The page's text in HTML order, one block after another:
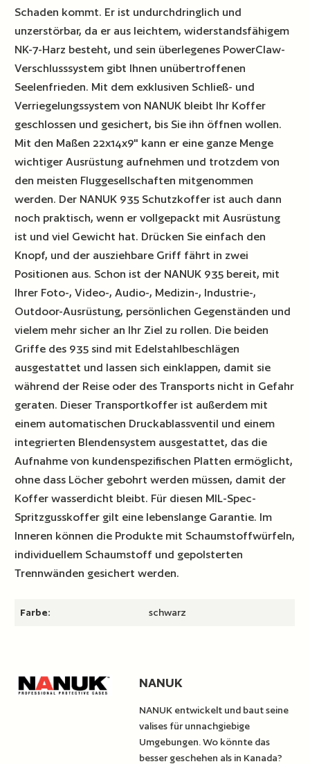
Schaden kommt. Er ist undurchdringlich und
unzerstörbar, da er aus leichtem, widerstandsfähigem
NK-7-Harz besteht, und sein überlegenes PowerClaw-
Verschlusssystem gibt Ihnen unübertroffenen
Seelenfrieden. Mit dem exklusiven Schließ- und
Verriegelungssystem von NANUK bleibt Ihr Koffer
geschlossen und gesichert, bis Sie ihn öffnen wollen.
Mit den Maßen 22x14x9" kann er eine ganze Menge
wichtiger Ausrüstung aufnehmen und trotzdem von
den meisten Fluggesellschaften mitgenommen
werden. Der NANUK 935 Schutzkoffer ist auch dann
noch praktisch, wenn er vollgepackt mit Ausrüstung
ist und viel Gewicht hat. Drücken Sie einfach den
Knopf, und der ausziehbare Griff fährt in zwei
Positionen aus. Schon ist der NANUK 935 bereit, mit
Ihrer Foto-, Video-, Audio-, Medizin-, Industrie-,
Outdoor-Ausrüstung, persönlichen Gegenständen und
vielem mehr sicher an Ihr Ziel zu rollen. Die beiden
Griffe des 935 sind mit Edelstahlbeschlägen
ausgestattet und lassen sich einklappen, damit sie
während der Reise oder des Transports nicht in Gefahr
geraten. Dieser Transportkoffer ist außerdem mit
einem automatischen Druckablassventil und einem
integrierten Blendensystem ausgestattet, das die
Aufnahme von kundenspezifischen Platten ermöglicht,
ohne dass Löcher gebohrt werden müssen, damit der
Koffer wasserdicht bleibt. Für diesen MIL-Spec-
Spritzgusskoffer gilt eine lebenslange Garantie. Im
Inneren können die Produkte mit Schaumstoffwürfeln,
individuellem Schaumstoff und gepolsterten
Trennwänden gesichert werden.
Farbe: schwarz
NANUK
NANUK entwickelt und baut seine
valises für unnachgiebige
Umgebungen. Wo könnte das
besser geschehen als in Kanada?